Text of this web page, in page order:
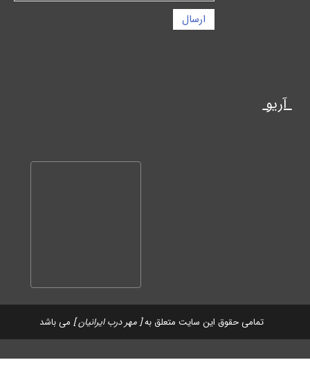
ارسال
تمامی حقوق این سایت متعلق به[ مهر درب ایرانیان ] می باشد
آریو